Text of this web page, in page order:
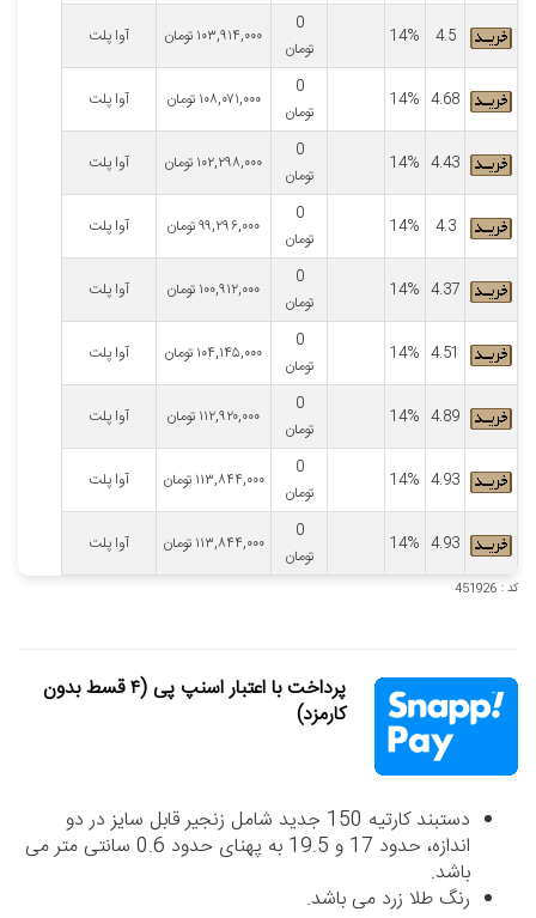
4.5
14%
0
تومان
۱۰۳,۹۱۴,۰۰۰ تومان آوا پلت
4.68
14%
0
تومان
۱۰۸,۰۷۱,۰۰۰ تومان آوا پلت
4.43
14%
0
تومان
۱۰۲,۲۹۸,۰۰۰ تومان آوا پلت
4.3
14%
0
تومان
۹۹,۲۹۶,۰۰۰تومان آوا پلت
4.37
14%
0
تومان
۱۰۰,۹۱۲,۰۰۰ تومان آوا پلت
4.51
14%
0
تومان
۱۰۴,۱۴۵,۰۰۰ تومان آوا پلت
4.89
14%
0
تومان
۱۱۲,۹۲۰,۰۰۰ تومان آوا پلت
4.93
14%
0
تومان
۱۱۳,۸۴۴,۰۰۰ تومان آوا پلت
4.93
14%
0
تومان
۱۱۳,۸۴۴,۰۰۰ تومان آوا پلت
کد : 451926
پرداخت با اعتبار اسنپ پی (۴ قسط بدون
کارمزد)
دستبند کارتیه 150 جدید شامل زنجیر قابل سایز در دو
اندازه، حدود 17 و 19.5 به پهنای حدود 0.6 سانتی متر می
باشد.
رنگ طلا زرد می باشد.